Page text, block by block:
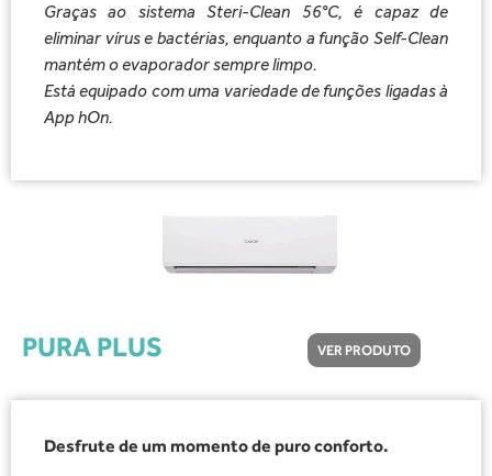
Graças ao sistema Steri-Clean 56°C, é capaz de
eliminar vírus e bactérias, enquanto a função Self-Clean
mantém o evaporador sempre limpo.
Está equipado com uma variedade de funções ligadas à
App hOn.
PURA PLUS VER PRODUTO
Desfrute de um momento de puro conforto.